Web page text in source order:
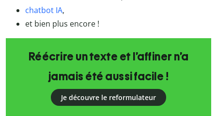
chatbot IA,
et bien plus encore !
Réécrire un texte et l’affiner n’a
jamais été aussi facile !
Je découvre le reformulateur